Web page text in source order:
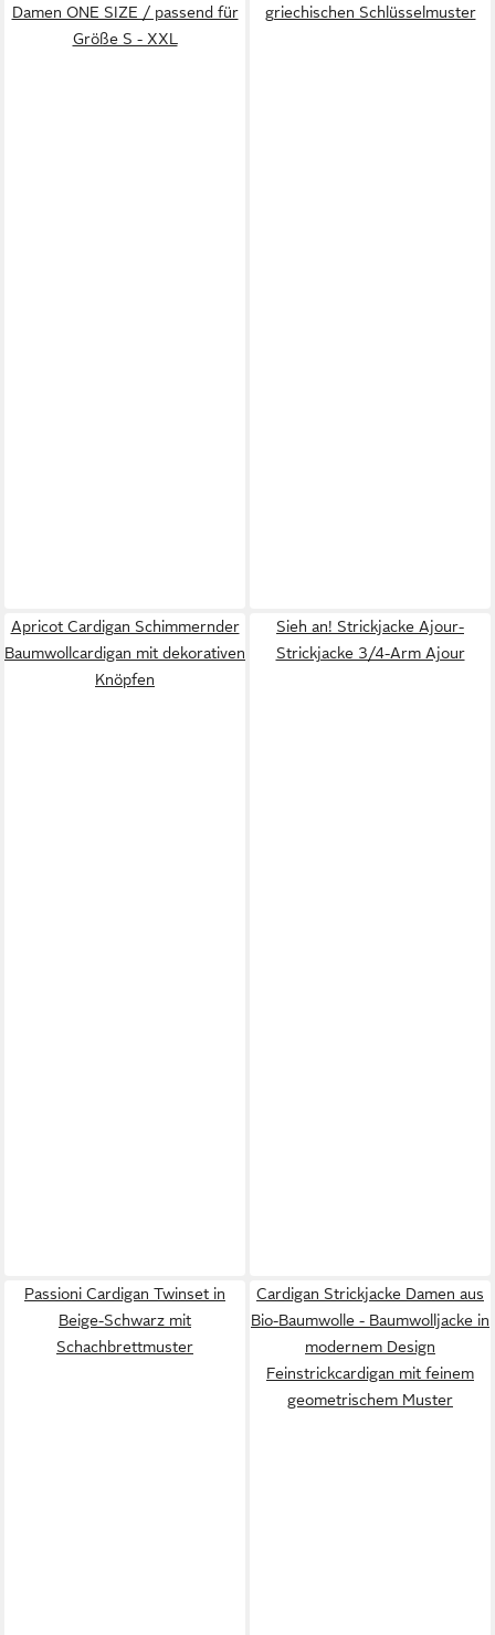
Damen ONE SIZE / passend für
Größe S - XXL
griechischen Schlüsselmuster
Apricot Cardigan Schimmernder
Baumwollcardigan mit dekorativen
Knöpfen
Sieh an! Strickjacke Ajour-
Strickjacke 3/4-Arm Ajour
Passioni Cardigan Twinset in
Beige-Schwarz mit
Schachbrettmuster
Cardigan Strickjacke Damen aus
Bio-Baumwolle - Baumwolljacke in
modernem Design
Feinstrickcardigan mit feinem
geometrischem Muster